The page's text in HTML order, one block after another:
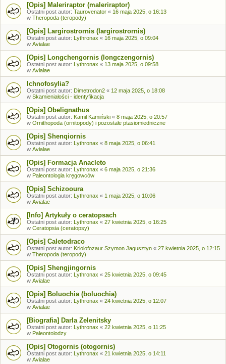
[Opis] Maleriraptor (maleriraptor)
Ostatni post autor: Taurovenator « 16 maja 2025, o 16:13
w Theropoda (teropody)
[Opis] Largirostrornis (largirostrornis)
Ostatni post autor: Lythronax « 16 maja 2025, o 09:04
w Avialae
[Opis] Longchengornis (longczengornis)
Ostatni post autor: Lythronax « 13 maja 2025, o 09:58
w Avialae
Ichnofosylia?
Ostatni post autor: Dimetrodon2 « 12 maja 2025, o 18:08
w Skamieniałości - identyfikacja
[Opis] Obelignathus
Ostatni post autor: Kamil Kamiński « 8 maja 2025, o 20:57
w Ornithopoda (ornitopody) i pozostałe ptasiomiedniczne
[Opis] Shenqiornis
Ostatni post autor: Lythronax « 8 maja 2025, o 06:41
w Avialae
[Opis] Formacja Anacleto
Ostatni post autor: Lythronax « 6 maja 2025, o 21:36
w Paleontologia kręgowców
[Opis] Schizooura
Ostatni post autor: Lythronax « 1 maja 2025, o 10:06
w Avialae
[Info] Artykuły o ceratopsach
Ostatni post autor: Lythronax « 27 kwietnia 2025, o 16:25
w Ceratopsia (ceratopsy)
[Opis] Caletodraco
Ostatni post autor: Kriolofozaur Szymon Jagusztyn « 27 kwietnia 2025, o 12:15
w Theropoda (teropody)
[Opis] Shengjingornis
Ostatni post autor: Lythronax « 25 kwietnia 2025, o 09:45
w Avialae
[Opis] Boluochia (boluochia)
Ostatni post autor: Lythronax « 24 kwietnia 2025, o 12:07
w Avialae
[Biografia] Darla Zelenitsky
Ostatni post autor: Lythronax « 22 kwietnia 2025, o 11:25
w Paleontolodzy
[Opis] Otogornis (otogornis)
Ostatni post autor: Lythronax « 21 kwietnia 2025, o 14:11
w Avialae